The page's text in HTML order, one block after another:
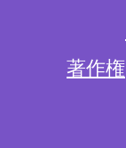
著作権